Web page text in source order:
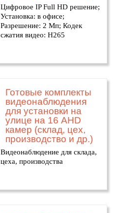
Цифровое IP Full HD решение;
Установка: в офисе;
Разрешение: 2 Мп; Кодек
сжатия видео: H265
Готовые комплекты
видеонаблюдения
для установки на
улице на 16 AHD
камер (склад, цех,
производство и др.)
Видеонаблюдение для склада,
цеха, производства